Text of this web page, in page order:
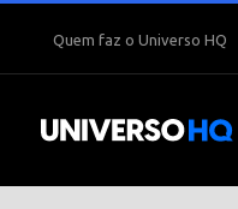
Quem faz o Universo HQ